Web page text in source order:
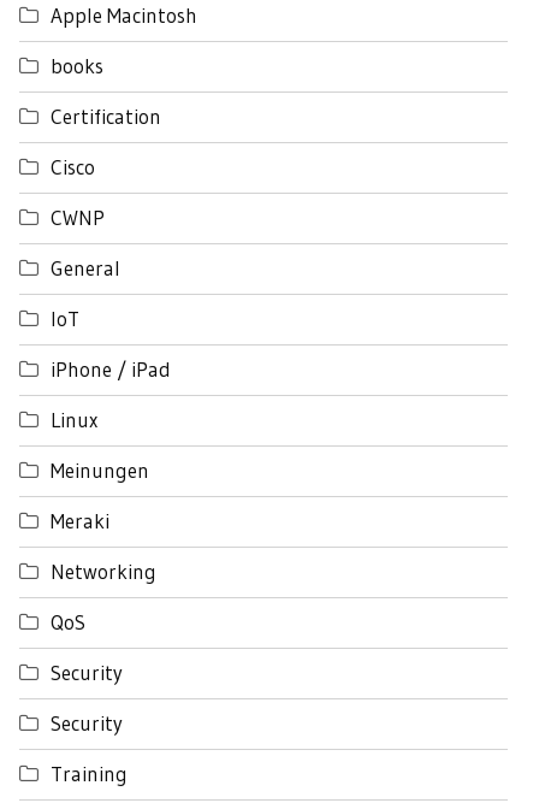
Apple Macintosh
books
Certification
Cisco
CWNP
General
IoT
iPhone / iPad
Linux
Meinungen
Meraki
Networking
QoS
Security
Security
Training